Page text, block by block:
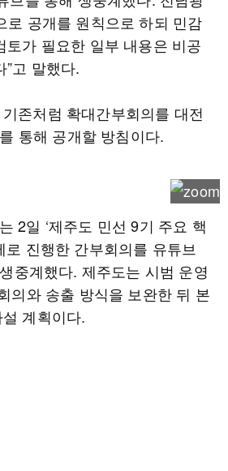
로 공개를 원칙으로 하되 민감
토가 필요한 일부 내용은 비공
고 말했다.
존처럼 확대간부회의를 대전
통해 공개할 방침이다.
2일 ‘제주도 민선 9기 주요 핵
로 진행한 간부회의를 유튜브
중계했다. 제주도는 시범 운영
의와 송출 방식을 보완한 뒤 본
계획이다.